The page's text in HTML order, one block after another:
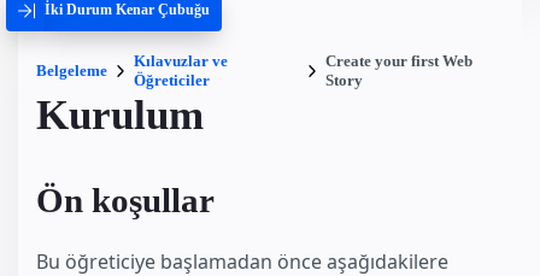
İki Durum Kenar Çubuğu
Belgeleme
Kılavuzlar ve
Öğreticiler
Create your first Web
Story
Kurulum
Ön koşullar
Bu öğreticiye başlamadan önce aşağıdakilere